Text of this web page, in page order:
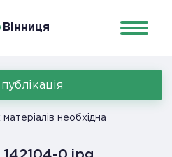
Вінниця
необхідна